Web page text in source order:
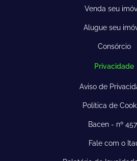
Venda seu
Alugue seu
Consórcio
Privacidade
Aviso de
Política de
Bacen - nº
Fale com o